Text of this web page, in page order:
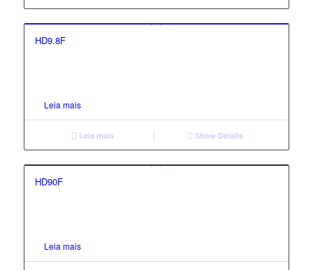
HD9.8F
Leia mais
Leia mais Show Details
1.00
HD90F
Leia mais